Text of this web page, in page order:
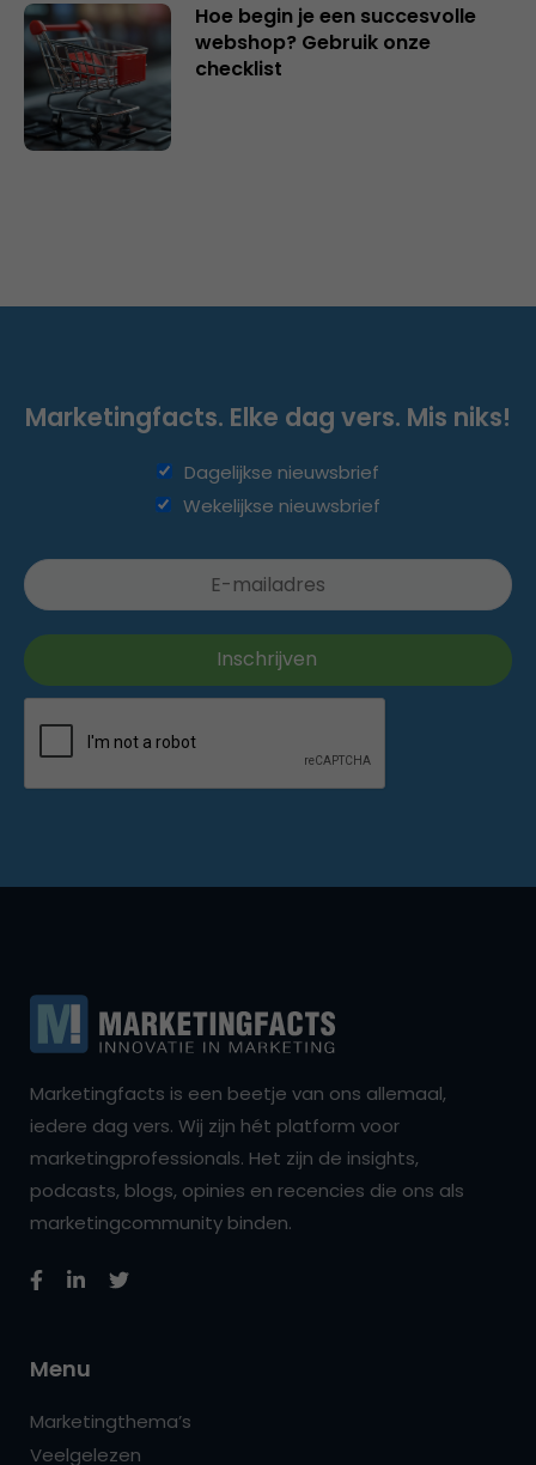
Hoe begin je een succesvolle
webshop? Gebruik onze
checklist
Marketingfacts. Elke dag vers. Mis niks!
Dagelijkse nieuwsbrief
Wekelijkse nieuwsbrief
Marketingfacts is een beetje van ons allemaal,
iedere dag vers. Wij zijn hét platform voor
marketingprofessionals. Het zijn de insights,
podcasts, blogs, opinies en recencies die ons als
marketingcommunity binden.
Menu
Marketingthema’s
Veelgelezen